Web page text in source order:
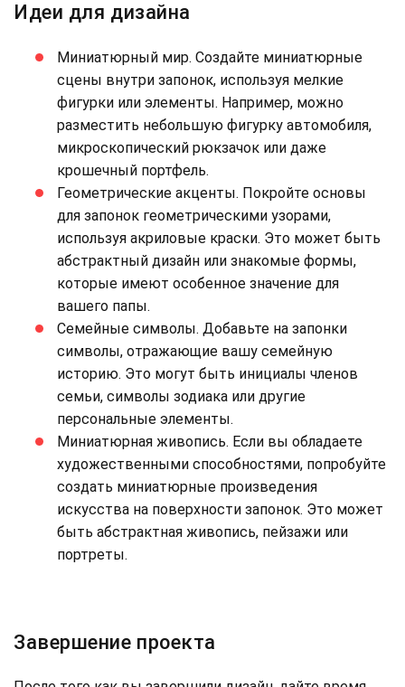
Идеи для дизайна
Миниатюрный мир. Создайте миниатюрные
сцены внутри запонок, используя мелкие
фигурки или элементы. Например, можно
разместить небольшую фигурку автомобиля,
микроскопический рюкзачок или даже
крошечный портфель.
Геометрические акценты. Покройте основы
для запонок геометрическими узорами,
используя акриловые краски. Это может быть
абстрактный дизайн или знакомые формы,
которые имеют особенное значение для
вашего папы.
Семейные символы. Добавьте на запонки
символы, отражающие вашу семейную
историю. Это могут быть инициалы членов
семьи, символы зодиака или другие
персональные элементы.
Миниатюрная живопись. Если вы обладаете
художественными способностями, попробуйте
создать миниатюрные произведения
искусства на поверхности запонок. Это может
быть абстрактная живопись, пейзажи или
портреты.
Завершение проекта